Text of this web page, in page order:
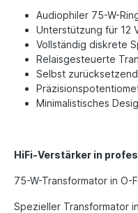
Audiophiler 75-W-
Unterstützung für 12
Vollständig diskrete
Relaisgesteuerte
Selbst
Minimalistisches
HiFi-Verstärker in
75-W-Transformator in O-
Spezieller Transformator